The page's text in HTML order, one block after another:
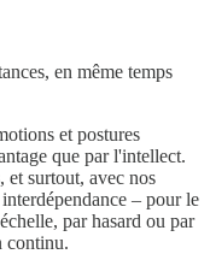
en même temps
et postures
que par l'intellect.
et surtout, avec nos
– pour le
par hasard ou par
continu.